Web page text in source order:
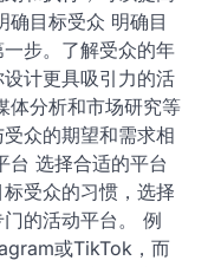
策划和有效的执
及设计吸引人的内
影响力。此外，系
优化活动体验，确
定有效的在线活动
案需要明确目标、
吸引人的活动内
和执行，可以提高
确目标受众 明确目